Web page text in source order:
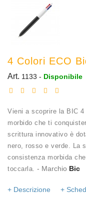
4 Colori ECO
Art. 1133 - Disponibile
Vieni a scoprire la BIC
morbido che ti
scrittura innovativo è
nero, rosso e verde. La
consistenza morbida
toccarla. - Marchio Bic
+ Descrizione +